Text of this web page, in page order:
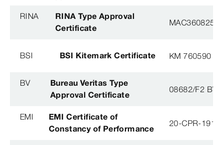
RINA
RINA Type Approval
Certificate
BSI BSI Kitemark Certificate KM 760590
BV
Bureau Veritas Type
Approval Certificate
08682/F2 BV
EMI
EMI Certificate of
Constancy of Performance
20-CPR-191-